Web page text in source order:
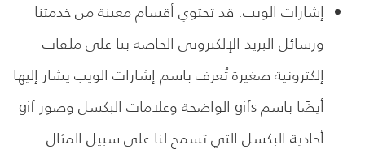
إشارات الويب. قد تحتوي أقسام معينة من خدمتنا
ورسائل البريد الإلكتروني الخاصة بنا على ملفات
إلكترونية صغيرة تُعرف باسم إشارات الويب يشار إليها
أيضًا باسم gifs الواضحة وعلامات البكسل وصور gif
أحادية البكسل التي تسمح لنا على سبيل المثال